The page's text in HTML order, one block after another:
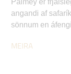
angandi af
sönnum en
MEIRA